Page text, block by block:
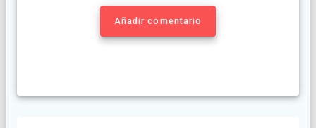
Añadir comentario